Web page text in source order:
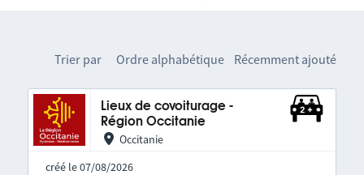
Trier par Ordre alphabétique Récemment ajouté
Lieux de covoiturage -
Région Occitanie
Occitanie
créé le 07/08/2026